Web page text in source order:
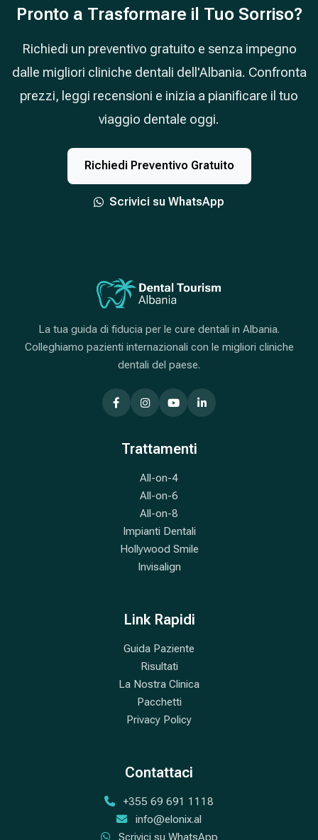
Pronto a Trasformare il Tuo Sorriso?
Richiedi un preventivo gratuito e senza impegno
dalle migliori cliniche dentali dell'Albania. Confronta
prezzi, leggi recensioni e inizia a pianificare il tuo
viaggio dentale oggi.
Richiedi Preventivo Gratuito
Scrivici su WhatsApp
La tua guida di fiducia per le cure dentali in Albania.
Colleghiamo pazienti internazionali con le migliori cliniche
dentali del paese.
Trattamenti
All-on-4
All-on-6
All-on-8
Impianti Dentali
Hollywood Smile
Invisalign
Link Rapidi
Guida Paziente
Risultati
La Nostra Clinica
Pacchetti
Privacy Policy
Contattaci
+355 69 691 1118
info@elonix.al